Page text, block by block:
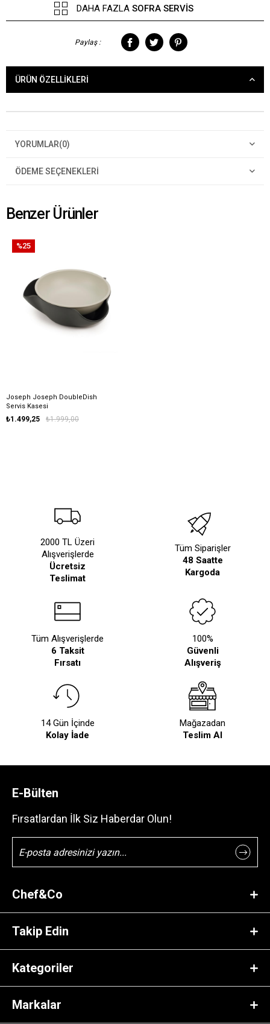
DAHA FAZLA SOFRA SERVIS
Paylaş :
ÜRÜN ÖZELLIKLERI
YORUMLAR(0)
ÖDEME SEÇENEKLERI
Benzer Ürünler
Joseph Joseph DoubleDish
Servis Kasesi
₺1.499,25 ₺1.999,00
%25
2000 TL Üzeri
Alışverişlerde
Ücretsiz
Teslimat
Tüm Siparişler
48 Saatte
Kargoda
Tüm Alışverişlerde
6 Taksit
Fırsatı
100%
Güvenli
Alışveriş
14 Gün İçinde
Kolay İade
Mağazadan
Teslim Al
E-Bülten
Fırsatlardan İlk Siz Haberdar Olun!
Chef&Co
Takip Edin
Kategoriler
Markalar